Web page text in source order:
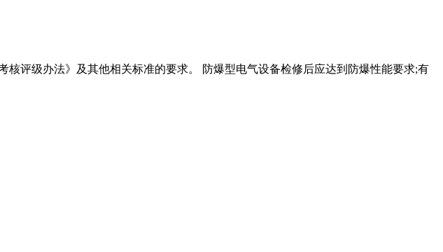
评级办法》及其他相关标准的要求。 防爆型电气设备检修后应达到防爆性能要求;有